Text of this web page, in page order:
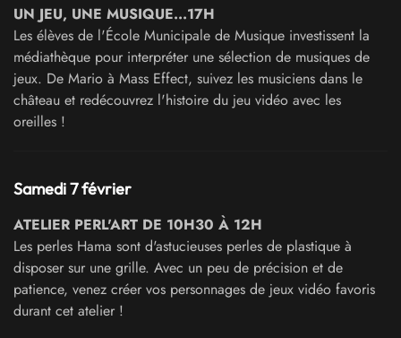
UN JEU, UNE MUSIQUE...17H
Les élèves de l'École Municipale de Musique investissent la
médiathèque pour interpréter une sélection de musiques de
jeux. De Mario à Mass Effect, suivez les musiciens dans le
château et redécouvrez l'histoire du jeu vidéo avec les
oreilles !
Samedi 7 février
ATELIER PERL'ART DE 10H30 À 12H
Les perles Hama sont d'astucieuses perles de plastique à
disposer sur une grille. Avec un peu de précision et de
patience, venez créer vos personnages de jeux vidéo favoris
durant cet atelier !